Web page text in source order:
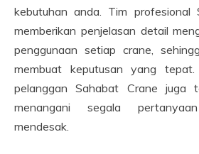
kebutuhan anda. Tim profesional
memberikan penjelasan detail
penggunaan setiap crane,
membuat keputusan yang
pelanggan Sahabat Crane juga
menangani segala
mendesak.